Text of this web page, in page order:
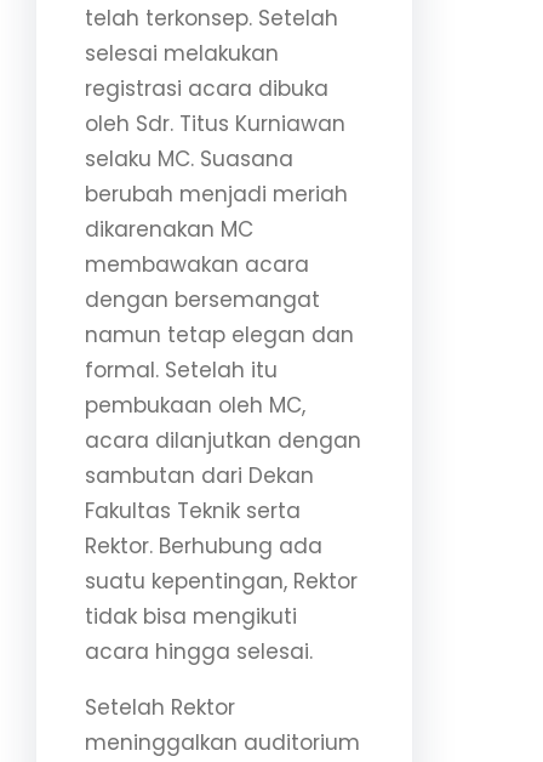
telah terkonsep. Setelah
selesai melakukan
registrasi acara dibuka
oleh Sdr. Titus Kurniawan
selaku MC. Suasana
berubah menjadi meriah
dikarenakan MC
membawakan acara
dengan bersemangat
namun tetap elegan dan
formal. Setelah itu
pembukaan oleh MC,
acara dilanjutkan dengan
sambutan dari Dekan
Fakultas Teknik serta
Rektor. Berhubung ada
suatu kepentingan, Rektor
tidak bisa mengikuti
acara hingga selesai.
Setelah Rektor
meninggalkan auditorium